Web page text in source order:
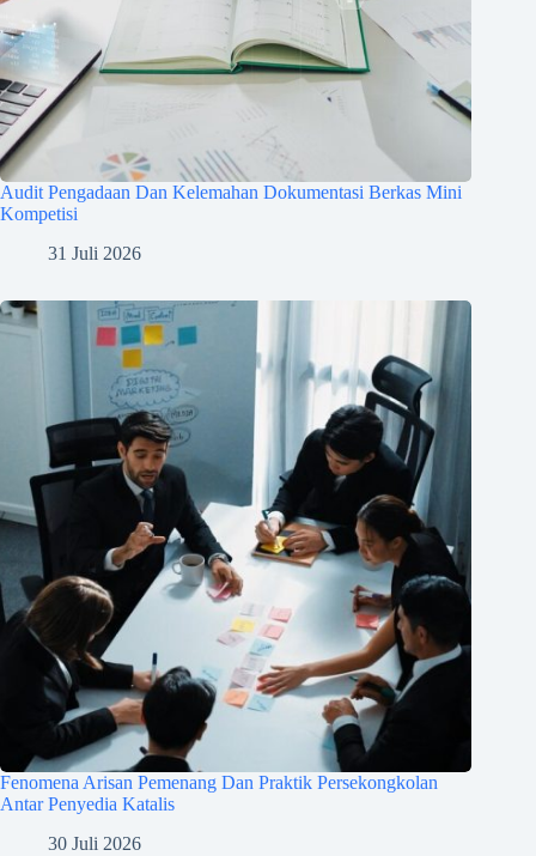
Audit Pengadaan Dan Kelemahan Dokumentasi Berkas Mini
Kompetisi
31 Juli 2026
Fenomena Arisan Pemenang Dan Praktik Persekongkolan
Antar Penyedia Katalis
30 Juli 2026